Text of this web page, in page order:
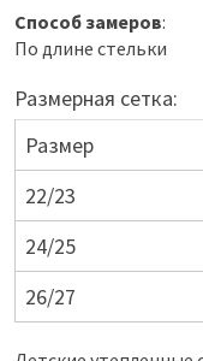
Способ замеров:
По длине стельки
Размерная сетка:
Размер
22/23
24/25
26/27